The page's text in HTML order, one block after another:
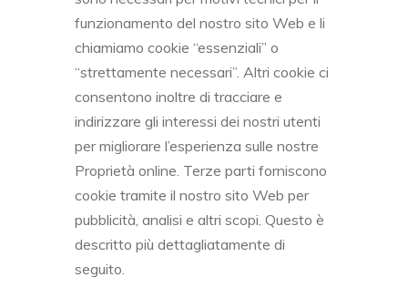
funzionamento del nostro sito Web e li
chiamiamo cookie “essenziali” o
“strettamente necessari”. Altri cookie ci
consentono inoltre di tracciare e
indirizzare gli interessi dei nostri utenti
per migliorare l’esperienza sulle nostre
Proprietà online. Terze parti forniscono
cookie tramite il nostro sito Web per
pubblicità, analisi e altri scopi. Questo è
descritto più dettagliatamente di
seguito.